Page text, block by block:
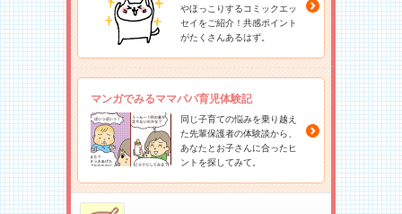
やほっこりするコミックエッ
セイをご紹介！共感ポイント
がたくさんあるはず。
マンガでみるママパパ育児体験記
同じ子育ての悩みを乗り越え
た先輩保護者の体験談から、
あなたとお子さんに合ったヒ
ントを探してみて。